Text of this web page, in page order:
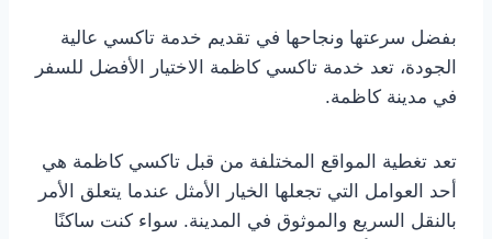
بفضل سرعتها ونجاحها في تقديم خدمة تاكسي عالية
الجودة، تعد خدمة تاكسي كاظمة الاختيار الأفضل للسفر
في مدينة كاظمة.
تعد تغطية المواقع المختلفة من قبل تاكسي كاظمة هي
أحد العوامل التي تجعلها الخيار الأمثل عندما يتعلق الأمر
بالنقل السريع والموثوق في المدينة. سواء كنت ساكنًا